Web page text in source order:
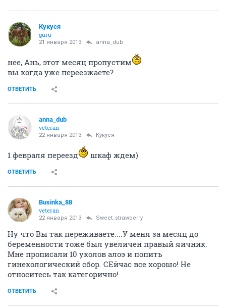
Кукуся
guru
21 января 2013 anna_dub
нее, Ань, этот месяц пропустим
вы когда уже переезжаете?
ОТВЕТИТЬ
anna_dub
veteran
22 января 2013 Кукуся
1 февраля переезд шкаф ждем)
ОТВЕТИТЬ
Businka_88
veteran
22 января 2013 Sweet_strawberry
Ну что Вы так переживаете....У меня за месяц до
беременности тоже был увеличен правый яичник.
Мне прописали 10 уколов алоэ и попить
гинекологический сбор. СЕйчас все хорошо! Не
относитесь так категорично!
ОТВЕТИТЬ